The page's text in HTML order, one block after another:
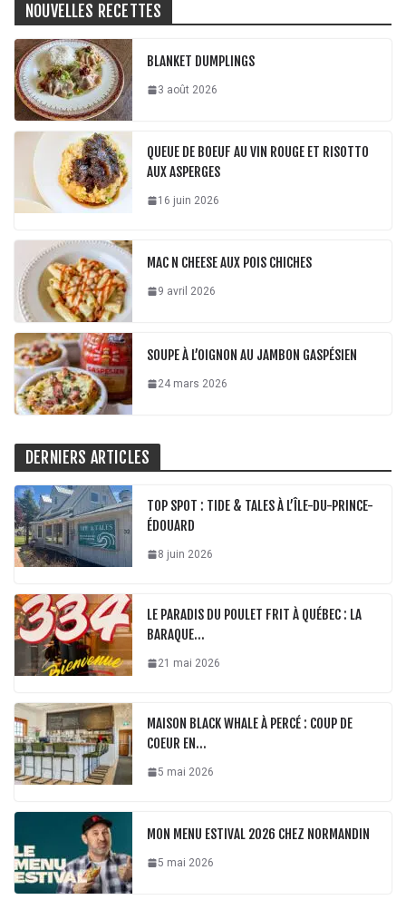
NOUVELLES RECETTES
BLANKET DUMPLINGS
3 août 2026
QUEUE DE BOEUF AU VIN ROUGE ET RISOTTO
AUX ASPERGES
16 juin 2026
MAC N CHEESE AUX POIS CHICHES
9 avril 2026
SOUPE À L’OIGNON AU JAMBON GASPÉSIEN
24 mars 2026
DERNIERS ARTICLES
TOP SPOT : TIDE & TALES À L’ÎLE-DU-PRINCE-
ÉDOUARD
8 juin 2026
LE PARADIS DU POULET FRIT À QUÉBEC : LA
BARAQUE…
21 mai 2026
MAISON BLACK WHALE À PERCÉ : COUP DE
COEUR EN…
5 mai 2026
MON MENU ESTIVAL 2026 CHEZ NORMANDIN
5 mai 2026